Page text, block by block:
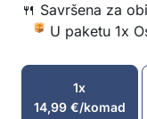
🍴 Savršena za
U paketu 1x
1x
14,99 €/komad